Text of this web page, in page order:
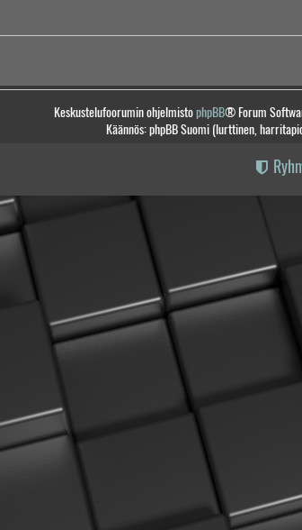
Keskustelufoorumin ohjelmistophpBB® Forum
Käännös: phpBB Suomi (lurttinen,